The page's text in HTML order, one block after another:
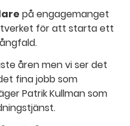
på engagemanget
för att starta ett
åren men vi ser det
fina jobb som
Patrik Kullman som